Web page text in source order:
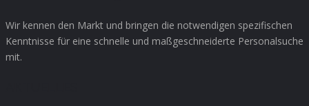
Wir kennen den Markt und bringen die notwendigen spezifischen
Kenntnisse für eine schnelle und maßgeschneiderte Personalsuche
mit.